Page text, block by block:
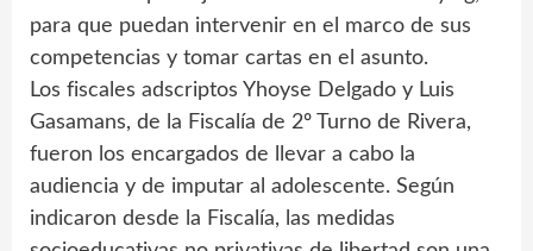
para que puedan intervenir en el marco de sus
competencias y tomar cartas en el asunto.
Los fiscales adscriptos Yhoyse Delgado y Luis
Gasamans, de la Fiscalía de 2º Turno de Rivera,
fueron los encargados de llevar a cabo la
audiencia y de imputar al adolescente. Según
indicaron desde la Fiscalía, las medidas